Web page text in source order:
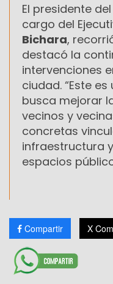
El presidente del
cargo del
Bichara,
destacó la
intervenciones
ciudad. “Este
busca mejorar
vecinos y
concretas
infraestructura
espacios
Compartir X